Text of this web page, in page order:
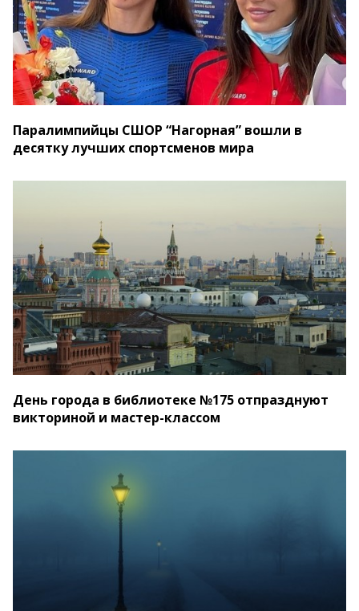
Паралимпийцы СШОР “Нагорная” вошли в
десятку лучших спортсменов мира
День города в библиотеке №175 отпразднуют
викториной и мастер-классом